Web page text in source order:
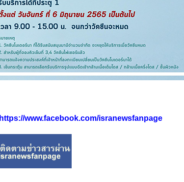
https://www.facebook.com/isranewsfanpage